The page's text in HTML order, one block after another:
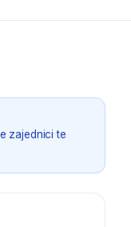
zajednici te